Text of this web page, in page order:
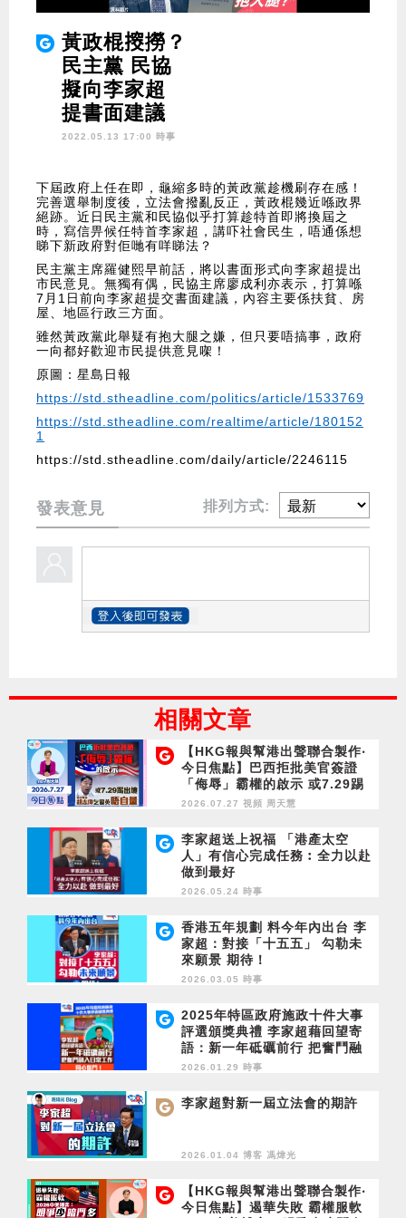
黃政棍𢲷撈？
民主黨 民協
擬向李家超
提書面建議
2022.05.13 17:00 時事
下屆政府上任在即，龜縮多時的黃政黨趁機刷存在感！
完善選舉制度後，立法會撥亂反正，黃政棍幾近喺政界
絕跡。近日民主黨和民協似乎打算趁特首即將換屆之
時，寫信畀候任特首李家超，講吓社會民生，唔通係想
睇下新政府對佢哋有咩睇法？
民主黨主席羅健熙早前話，將以書面形式向李家超提出
市民意見。無獨有偶，民協主席廖成利亦表示，打算喺
7月1日前向李家超提交書面建議，內容主要係扶貧、房
屋、地區行政三方面。
雖然黃政黨此舉疑有抱大腿之嫌，但只要唔搞事，政府
一向都好歡迎市民提供意見㗎！
原圖：星島日報
https://std.stheadline.com/politics/article/1533769
https://std.stheadline.com/realtime/article/180152
1
https://std.stheadline.com/daily/article/2246115
發表意見 排列方式:
相關文章
【HKG報與幫港出聲聯合製作‧
今日焦點】巴西拒批美官簽證
「侮辱」霸權的啟示 或7.29踢
出境 胡志偉乞留英唔自量
2026.07.27 視頻 周天慧
李家超送上祝福 「港產太空
人」有信心完成任務︰全力以赴
做到最好
2026.05.24 時事
香港五年規劃 料今年內出台 李
家超：對接「十五五」 勾勒未
來願景 期待！
2026.03.05 時事
2025年特區政府施政十件大事
評選頒獎典禮 李家超藉回望寄
語：新一年砥礪前行 把奮鬥融
入日常工作 同心奮鬥！
2026.01.29 時事
李家超對新一屆立法會的期許
2026.01.04 博客 馮煒光
【HKG報與幫港出聲聯合製作‧
今日焦點】遏華失敗 霸權服軟